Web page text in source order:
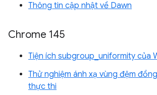
Thông tin cập nhật về Dawn
Chrome 145
Tiện ích subgroup_uniformity của
Thử nghiệm ánh xạ vùng đệm
thực thi